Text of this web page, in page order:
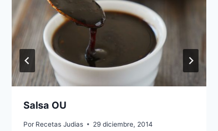
Salsa OU
Por Recetas Judias 29 diciembre, 2014